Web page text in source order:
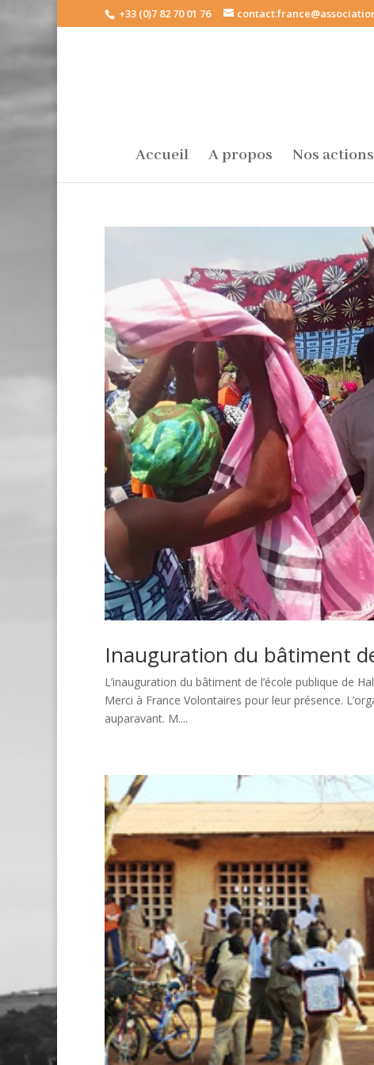
+33 (0)7 82 70 01 76
Accueil A propos Nos actions
Inauguration du bâtiment
L’inauguration du bâtiment de l’école publique de
Merci à France Volontaires pour leur présence.
auparavant. M....